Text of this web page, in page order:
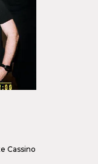
Cassino